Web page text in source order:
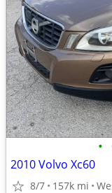
•
2010 Volvo Xc60
8/7 157k mi